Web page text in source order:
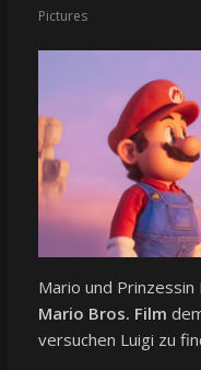
Pictures
Mario und Prinzessin
Mario Bros. Film
versuchen Luigi zu